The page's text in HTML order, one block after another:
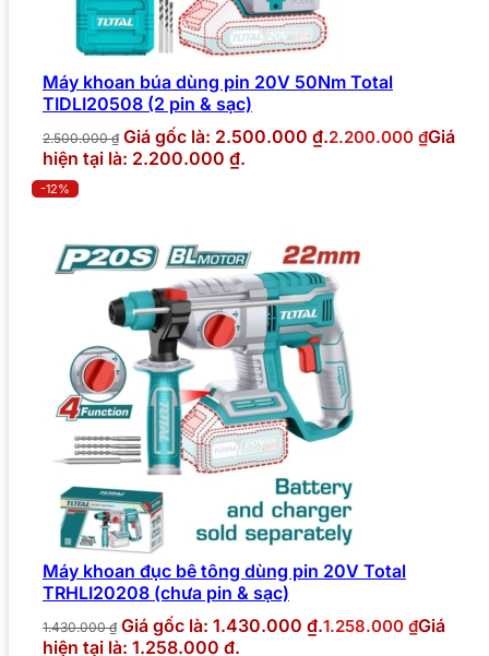
Máy khoan búa dùng pin 20V 50Nm Total
TIDLI20508 (2 pin & sạc)
2.500.000₫ Giá gốc là: 2.500.000 ₫.2.200.000 ₫Giá
hiện tại là: 2.200.000 ₫.
-12%
Máy khoan đục bê tông dùng pin 20V Total
TRHLI20208 (chưa pin & sạc)
1.430.000₫ Giá gốc là: 1.430.000 ₫.1.258.000 ₫Giá
hiện tại là: 1.258.000 ₫.